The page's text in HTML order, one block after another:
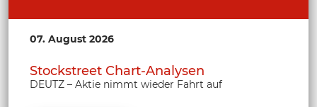
07. August 2026
Stockstreet Chart-Analysen
DEUTZ – Aktie nimmt wieder Fahrt auf